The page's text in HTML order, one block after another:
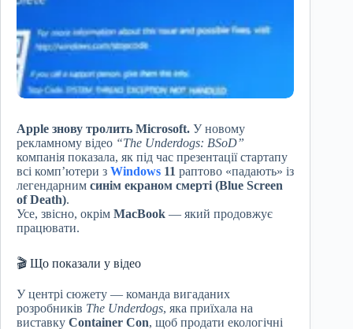
Apple знову тролить Microsoft. У новому
рекламному відео “The Underdogs: BSoD”
компанія показала, як під час презентації стартапу
всі комп’ютери з Windows 11 раптово «падають» із
легендарним синім екраном смерті (Blue Screen
of Death).
Усе, звісно, окрім MacBook — який продовжує
працювати.
🎬 Що показали у відео
У центрі сюжету — команда вигаданих
розробників The Underdogs, яка приїхала на
виставку Container Con, щоб продати екологічні